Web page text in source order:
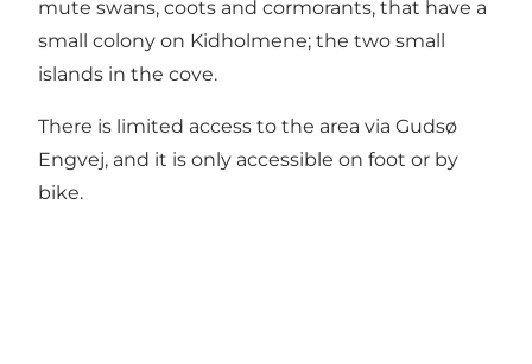
mute swans, coots and cormorants, that have a
small colony on Kidholmene; the two small
islands in the cove.
There is limited access to the area via Gudsø
Engvej, and it is only accessible on foot or by
bike.